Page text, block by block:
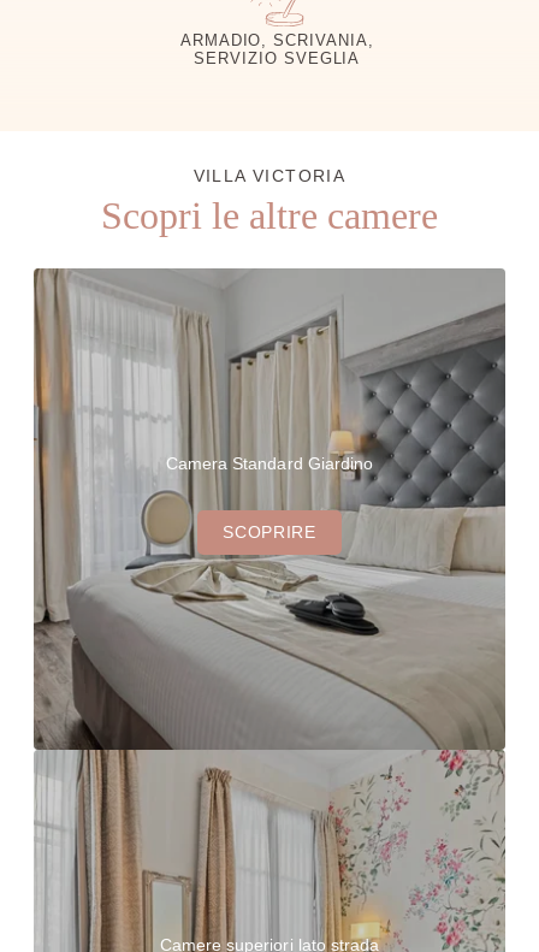
ARMADIO, SCRIVANIA,
SERVIZIO SVEGLIA
VILLA VICTORIA
Scopri le altre camere
Camera Standard Giardino
SCOPRIRE
Camere superiori lato strada
CAMERE
GIARDINO & TERRAZZA
SERVIZIO
PRIMA COLAZIONE
I RISTORANTI